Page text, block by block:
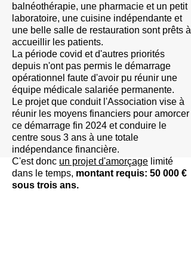
balnéothérapie, une pharmacie et un petit
laboratoire, une cuisine indépendante et
une belle salle de restauration sont prêts à
accueillir les patients.
La période covid et d'autres priorités
depuis n'ont pas permis le démarrage
opérationnel faute d'avoir pu réunir une
équipe médicale salariée permanente.
Le projet que conduit l'Association vise à
réunir les moyens financiers pour amorcer
ce démarrage fin 2024 et conduire le
centre sous 3 ans à une totale
indépendance financière.
C'est donc un projet d'amorçage limité
dans le temps, montant requis: 50 000 €
sous trois ans.